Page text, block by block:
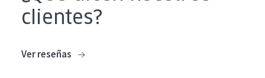
Crema de noche
clientes?
Ver reseñas